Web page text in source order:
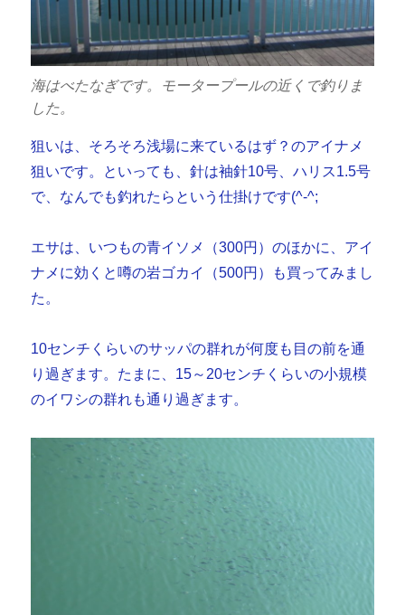
海はべたなぎです。モータープールの近くで釣りま
した。
狙いは、そろそろ浅場に来ているはず？のアイナメ
狙いです。といっても、針は袖針10号、ハリス1.5号
で、なんでも釣れたらという仕掛けです(^-^;
エサは、いつもの青イソメ（300円）のほかに、アイ
ナメに効くと噂の岩ゴカイ（500円）も買ってみまし
た。
10センチくらいのサッパの群れが何度も目の前を通
り過ぎます。たまに、15～20センチくらいの小規模
のイワシの群れも通り過ぎます。